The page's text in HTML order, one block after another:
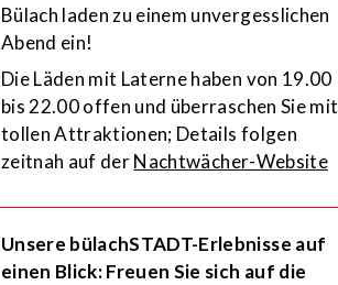
Bülach laden zu einem unvergesslichen
Abend ein!
Die Läden mit Laterne haben von 19.00
bis 22.00 offen und überraschen Sie mit
tollen Attraktionen; Details folgen
zeitnah auf derNachtwächer-Website
Unsere bülachSTADT-Erlebnisse auf
einen Blick: Freuen Sie sich auf die